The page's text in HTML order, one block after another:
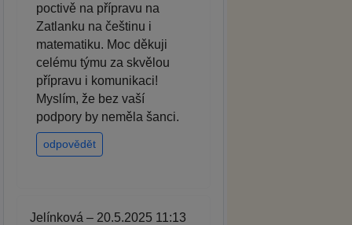
poctivě na přípravu na
Zatlanku na češtinu i
matematiku. Moc děkuji
celému týmu za skvělou
přípravu i komunikaci!
Myslím, že bez vaší
podpory by neměla šanci.
odpovědět
Jelínková – 20.5.2025 11:13